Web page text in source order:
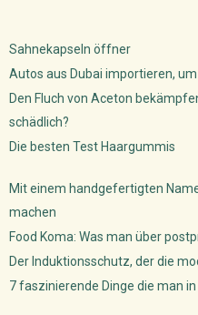
Sahnekapseln öffner
Autos aus Dubai importieren,
Den Fluch von Aceton
schädlich?
Die besten Test Haargummis
Mit einem handgefertigten
machen
Food Koma: Was man über
Der Induktionsschutz, der die
7 faszinierende Dinge die man